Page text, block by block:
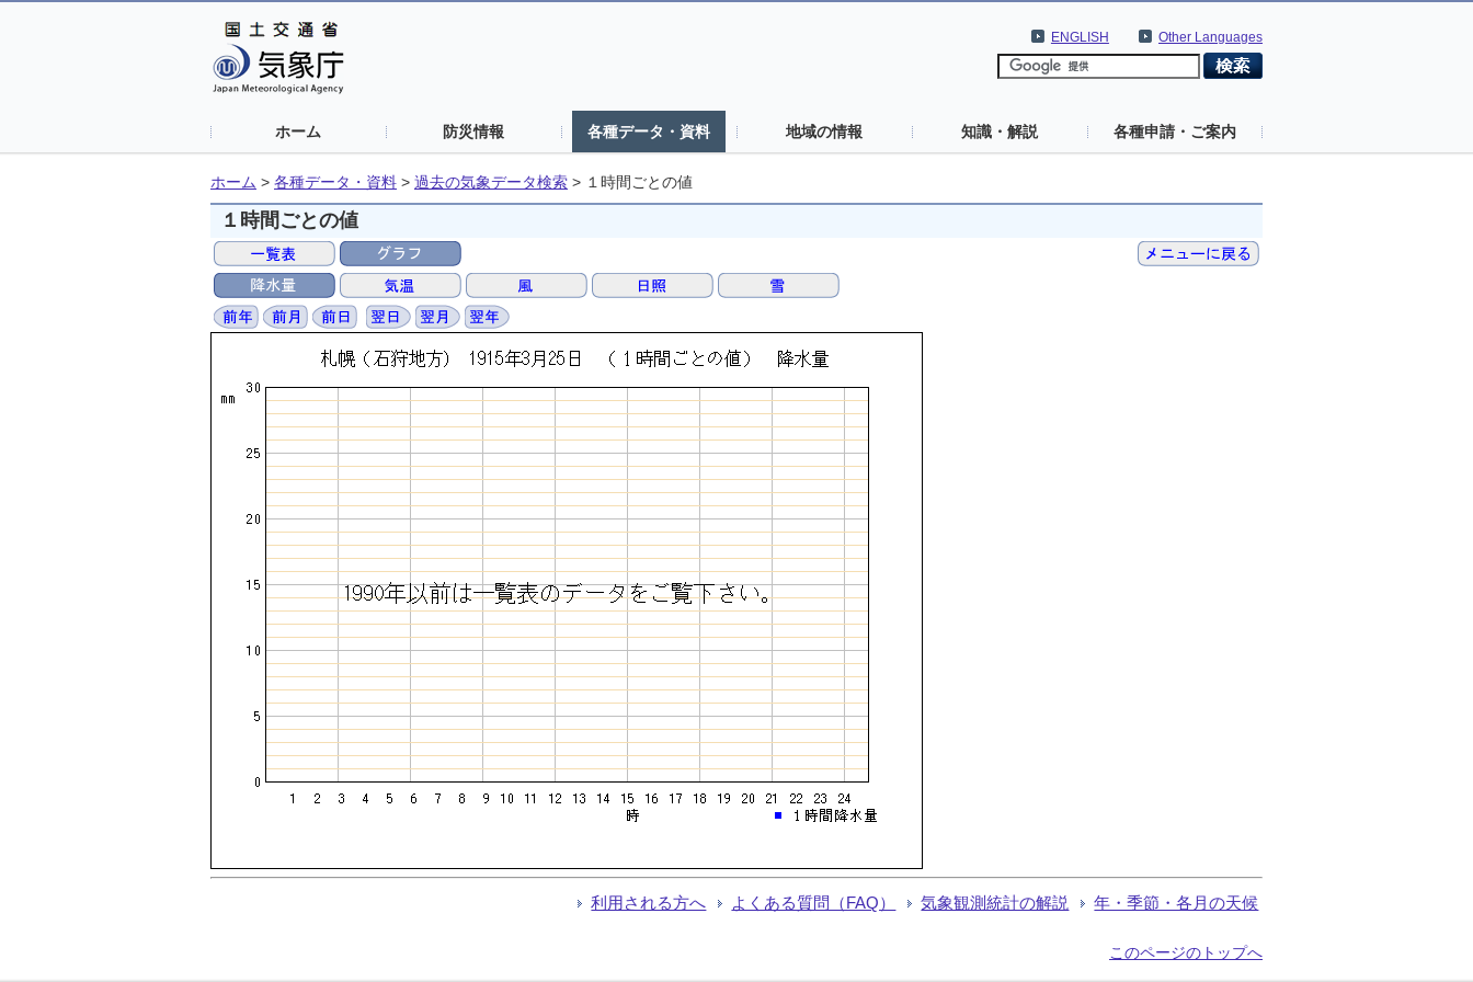
Other Languages
ENGLISH
ホーム 防災情報 各種データ・資料 地域の情報 知識・解説 各種申請・ご案内
ホーム > 各種データ・資料 > 過去の気象データ検索 > １時間ごとの値
１時間ごとの値
利用される方へ よくある質問（FAQ） 気象観測統計の解説 年・季節・各月の天候
このページのトップへ